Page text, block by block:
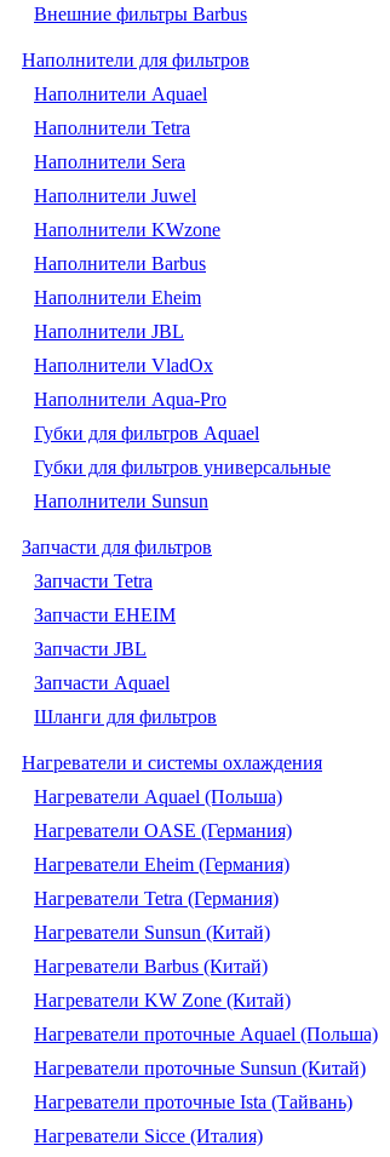
Внешние фильтры Barbus
Наполнители для фильтров
Наполнители Aquael
Наполнители Tetra
Наполнители Sera
Наполнители Juwel
Наполнители KWzone
Наполнители Barbus
Наполнители Eheim
Наполнители JBL
Наполнители VladOx
Наполнители Aqua-Pro
Губки для фильтров Aquael
Губки для фильтров универсальные
Наполнители Sunsun
Запчасти для фильтров
Запчасти Tetra
Запчасти EHEIM
Запчасти JBL
Запчасти Aquael
Шланги для фильтров
Нагреватели и системы охлаждения
Нагреватели Aquael (Польша)
Нагреватели OASE (Германия)
Нагреватели Eheim (Германия)
Нагреватели Tetra (Германия)
Нагреватели Sunsun (Китай)
Нагреватели Barbus (Китай)
Нагреватели KW Zone (Китай)
Нагреватели проточные Aquael (Польша)
Нагреватели проточные Sunsun (Китай)
Нагреватели проточные Ista (Тайвань)
Нагреватели Sicce (Италия)